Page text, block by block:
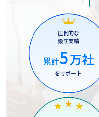
圧倒的な
設立実績
累計5万社
をサポート